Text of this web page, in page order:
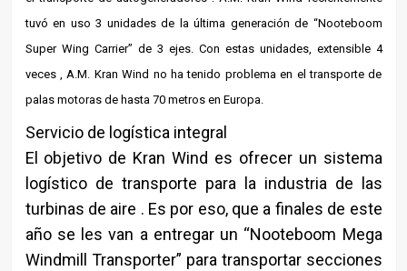
tuvó en uso 3 unidades de la última generación de “Nooteboom
Super Wing Carrier” de 3 ejes. Con estas unidades, extensible 4
veces , A.M. Kran Wind no ha tenido problema en el transporte de
palas motoras de hasta 70 metros en Europa.
Servicio de logística integral
El objetivo de Kran Wind es ofrecer un sistema
logístico de transporte para la industria de las
turbinas de aire . Es por eso, que a finales de este
año se les van a entregar un “Nooteboom Mega
Windmill Transporter” para transportar secciones